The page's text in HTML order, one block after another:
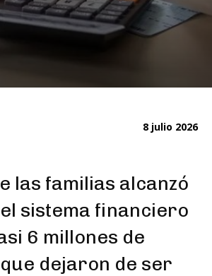
8 julio 2026
las familias alcanzó
sistema financiero
6 millones de
dejaron de ser